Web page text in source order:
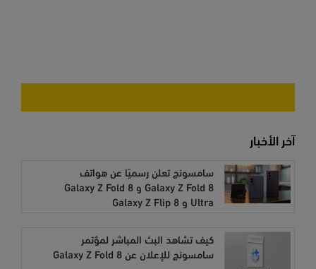
آخر الأخبار
سامسونج تعلن رسميًا عن هواتف
Galaxy Z Fold 8 و Galaxy Z Fold 8
Ultra و Galaxy Z Flip 8
كيف تشاهد البث المباشر لمؤتمر
سامسونج للإعلان عن Galaxy Z Fold 8